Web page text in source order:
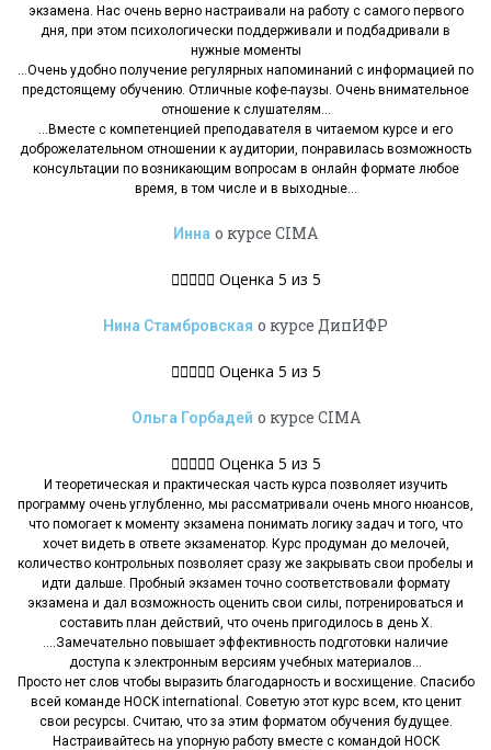
экзамена. Нас очень верно настраивали на работу с самого первого
дня, при этом психологически поддерживали и подбадривали в
нужные моменты
…Очень удобно получение регулярных напоминаний с информацией по
предстоящему обучению. Отличные кофе-паузы. Очень внимательное
отношение к слушателям…
…Вместе с компетенцией преподавателя в читаемом курсе и его
доброжелательном отношении к аудитории, понравилась возможность
консультации по возникающим вопросам в онлайн формате любое
время, в том числе и в выходные…
Инна о курсе CIMA
 Оценка 5 из 5
Нина Стамбровская о курсе ДипИФР
 Оценка 5 из 5
Ольга Горбадей о курсе CIMA
 Оценка 5 из 5
И теоретическая и практическая часть курса позволяет изучить
программу очень углубленно, мы рассматривали очень много нюансов,
что помогает к моменту экзамена понимать логику задач и того, что
хочет видеть в ответе экзаменатор. Курс продуман до мелочей,
количество контрольных позволяет сразу же закрывать свои пробелы и
идти дальше. Пробный экзамен точно соответствовали формату
экзамена и дал возможность оценить свои силы, потренироваться и
составить план действий, что очень пригодилось в день Х.
….Замечательно повышает эффективность подготовки наличие
доступа к электронным версиям учебных материалов…
Просто нет слов чтобы выразить благодарность и восхищение. Спасибо
всей команде HOCK international. Советую этот курс всем, кто ценит
свои ресурсы. Считаю, что за этим форматом обучения будущее.
Настраивайтесь на упорную работу вместе с командой HOCK